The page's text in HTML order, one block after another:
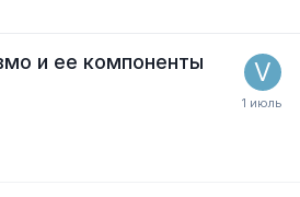
и ее компоненты